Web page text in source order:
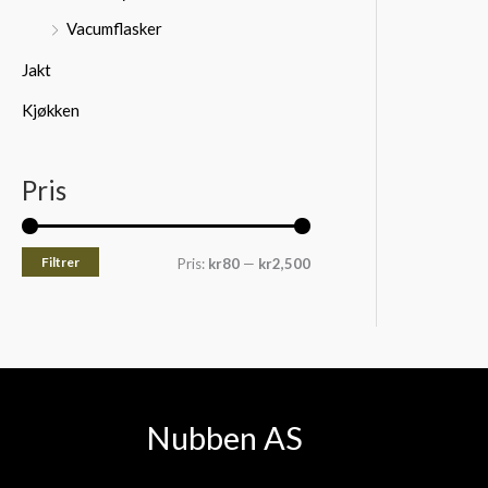
Vacumflasker
Jakt
Kjøkken
Pris
Filtrer Pris: kr80 — kr2,500
Nubben AS